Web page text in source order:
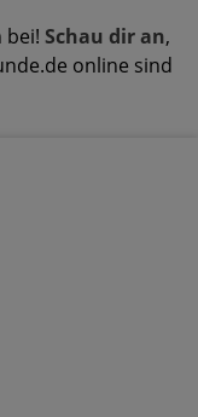
Schau dir an,
online sind